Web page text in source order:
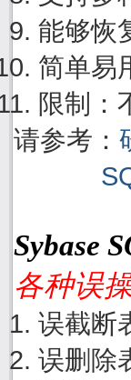
能够恢
简单易
限制：
请参考：
Sybase
各种误
误截断
误删除